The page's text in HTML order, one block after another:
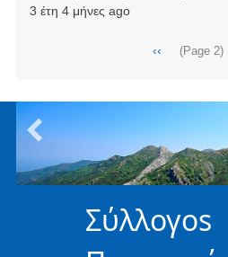
Σύλλογοs
3 έτη 4 μήνες ago
Προηγούμενη
‹‹ (Page 2)